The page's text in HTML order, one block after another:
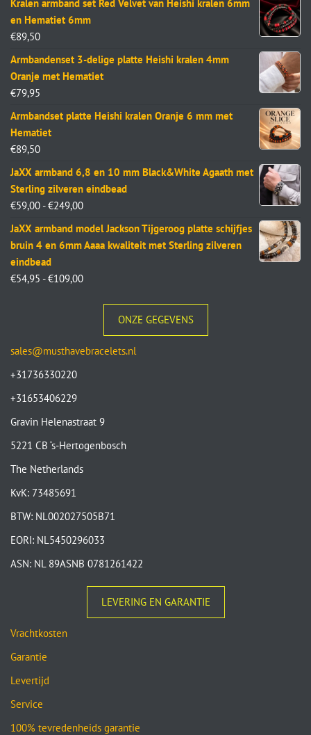
Kralen armband set Red Velvet van Heishi kralen 6mm
en Hematiet 6mm
€89,50
Armbandenset 3-delige platte Heishi kralen 4mm
Oranje met Hematiet
€79,95
Armbandset platte Heishi kralen Oranje 6 mm met
Hematiet
€89,50
JaXX armband 6,8 en 10 mm Black&White Agaath met
Sterling zilveren eindbead
€59,00 - €249,00
JaXX armband model Jackson Tijgeroog platte schijfjes
bruin 4 en 6mm Aaaa kwaliteit met Sterling zilveren
eindbead
€54,95 - €109,00
ONZE GEGEVENS
sales@musthavebracelets.nl
+31736330220
+31653406229
Gravin Helenastraat 9
5221 CB ‘s-Hertogenbosch
The Netherlands
KvK: 73485691
BTW: NL002027505B71
EORI: NL5450296033
ASN: NL 89ASNB 0781261422
LEVERING EN GARANTIE
Vrachtkosten
Garantie
Levertijd
Service
100% tevredenheids garantie